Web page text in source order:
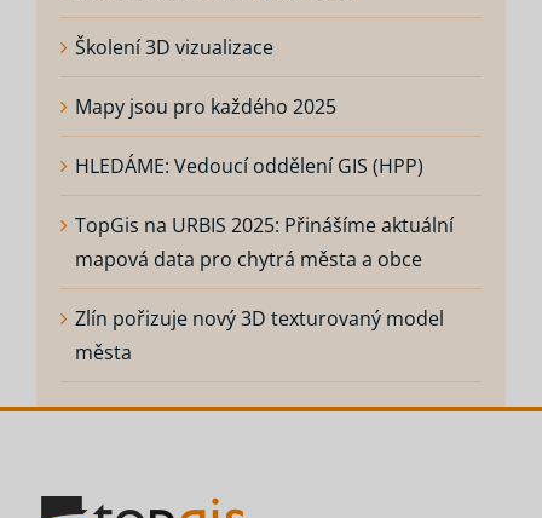
Školení 3D vizualizace
Mapy jsou pro každého 2025
HLEDÁME: Vedoucí oddělení GIS (HPP)
TopGis na URBIS 2025: Přinášíme aktuální
mapová data pro chytrá města a obce
Zlín pořizuje nový 3D texturovaný model
města